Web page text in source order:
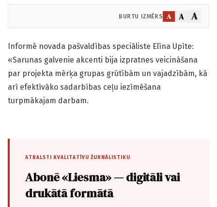
BURTU IZMĒRS A A A
Informē novada pašvaldības speciāliste Elīna Upīte:
«Sarunas galvenie akcenti bija izpratnes veicināšana
par projekta mērķa grupas grūtībām un vajadzībām, kā
arī efektīvāko sadarbības ceļu iezīmēšana
turpmākajam darbam.
ATBALSTI KVALITATĪVU ŽURNĀLISTIKU
Abonē «Liesma» — digitāli vai
drukātā formātā